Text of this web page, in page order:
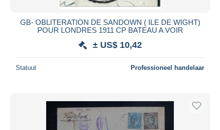
GB- OBLITERATION DE SANDOWN ( ILE DE WIGHT)
POUR LONDRES 1911 CP BATEAU A VOIR
± US$ 10,42
Statuut Professioneel handelaar